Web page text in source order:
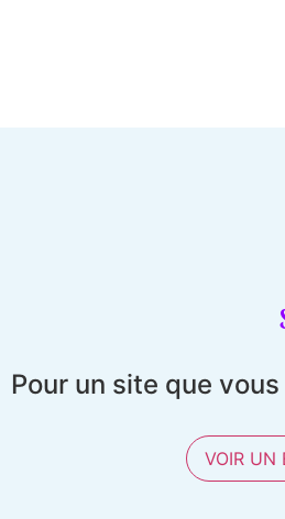
Pour un site que
VOIR UN